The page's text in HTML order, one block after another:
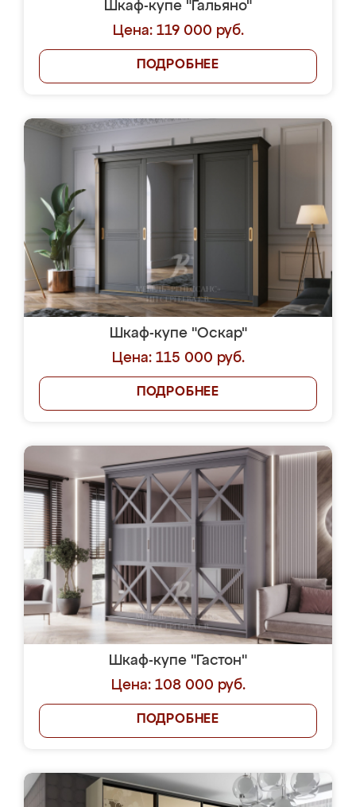
Шкаф-купе "Гальяно"
Цена: 119 000 руб.
ПОДРОБНЕЕ
Шкаф-купе "Оскар"
Цена: 115 000 руб.
ПОДРОБНЕЕ
Шкаф-купе "Гастон"
Цена: 108 000 руб.
ПОДРОБНЕЕ